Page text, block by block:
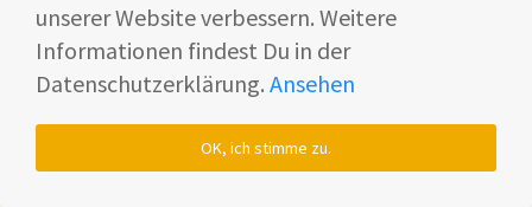
unserer Website verbessern. Weitere
Informationen findest Du in der
Datenschutzerklärung. Ansehen
OK, ich stimme zu.